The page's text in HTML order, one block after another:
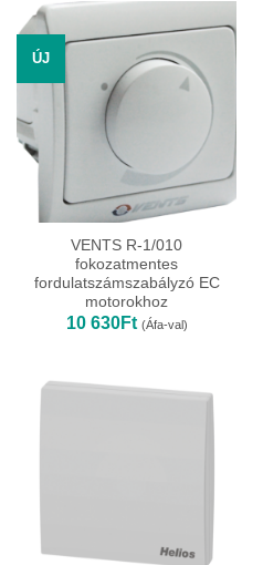
ÚJ
VENTS R-1/010
fokozatmentes
fordulatszámszabályzó EC
motorokhoz
10 630Ft (Áfa-val)